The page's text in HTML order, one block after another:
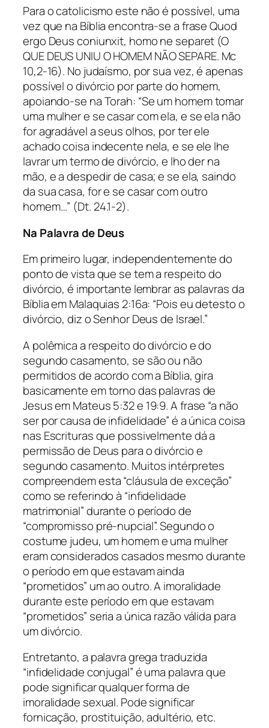
Para o catolicismo este não é possível, uma
vez que na Bíblia encontra-se a fraseQuod
ergo Deus coniunxit, homo ne separet (O
QUE DEUS UNIU O HOMEM NÃO SEPARE. Mc
10,2-16). No judaísmo, por sua vez, é apenas
possível o divórcio por parte do homem,
apoiando-se na Torah: “Se um homem tomar
uma mulher e se casar com ela, e se ela não
for agradável a seus olhos, por ter ele
achado coisa indecente nela, e se ele lhe
lavrar um termo de divórcio, e lho der na
mão, e a despedir de casa; e se ela, saindo
da sua casa, for e se casar com outro
homem…” (Dt. 24.1-2).
Na Palavra de Deus
Em primeiro lugar, independentemente do
ponto de vista que se tem a respeito do
divórcio, é importante lembrar as palavras da
Bíblia em Malaquias 2:16a: “Pois eu detesto o
divórcio, diz o Senhor Deus de Israel.”
A polêmica a respeito do divórcio e do
segundo casamento, se são ou não
permitidos de acordo com a Bíblia, gira
basicamente em torno das palavras de
Jesus em Mateus 5:32 e 19:9. A frase “a não
ser por causa de infidelidade” é a única coisa
nas Escrituras que possivelmente dá a
permissão de Deus para o divórcio e
segundo casamento. Muitos intérpretes
compreendem esta “cláusula de exceção”
como se referindo à “infidelidade
matrimonial” durante o período de
“compromisso pré-nupcial”. Segundo o
costume judeu, um homem e uma mulher
eram considerados casados mesmo durante
o período em que estavam ainda
“prometidos” um ao outro. A imoralidade
durante este período em que estavam
“prometidos” seria a única razão válida para
um divórcio.
Entretanto, a palavra grega traduzida
“infidelidade conjugal” é uma palavra que
pode significar qualquer forma de
imoralidade sexual. Pode significar
fornicação, prostituição, adultério, etc.